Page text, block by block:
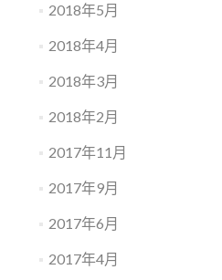
2018年5月
2018年4月
2018年3月
2018年2月
2017年11月
2017年9月
2017年6月
2017年4月